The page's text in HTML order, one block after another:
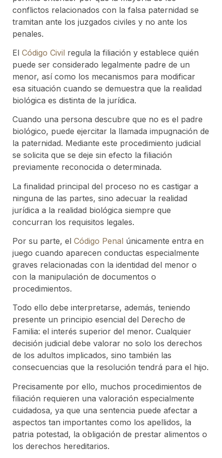
conflictos relacionados con la falsa paternidad se
tramitan ante los juzgados civiles y no ante los
penales.
El Código Civil regula la filiación y establece quién
puede ser considerado legalmente padre de un
menor, así como los mecanismos para modificar
esa situación cuando se demuestra que la realidad
biológica es distinta de la jurídica.
Cuando una persona descubre que no es el padre
biológico, puede ejercitar la llamada impugnación de
la paternidad. Mediante este procedimiento judicial
se solicita que se deje sin efecto la filiación
previamente reconocida o determinada.
La finalidad principal del proceso no es castigar a
ninguna de las partes, sino adecuar la realidad
jurídica a la realidad biológica siempre que
concurran los requisitos legales.
Por su parte, el Código Penal únicamente entra en
juego cuando aparecen conductas especialmente
graves relacionadas con la identidad del menor o
con la manipulación de documentos o
procedimientos.
Todo ello debe interpretarse, además, teniendo
presente un principio esencial del Derecho de
Familia: el interés superior del menor. Cualquier
decisión judicial debe valorar no solo los derechos
de los adultos implicados, sino también las
consecuencias que la resolución tendrá para el hijo.
Precisamente por ello, muchos procedimientos de
filiación requieren una valoración especialmente
cuidadosa, ya que una sentencia puede afectar a
aspectos tan importantes como los apellidos, la
patria potestad, la obligación de prestar alimentos o
los derechos hereditarios.